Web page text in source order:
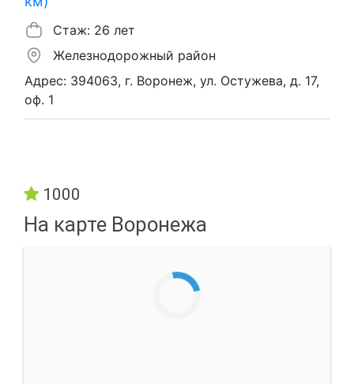
Стаж: 26 лет
Железнодорожный район
Адрес: 394063, г. Воронеж, ул. Остужева, д. 17,
оф. 1
1000
На карте Воронежа